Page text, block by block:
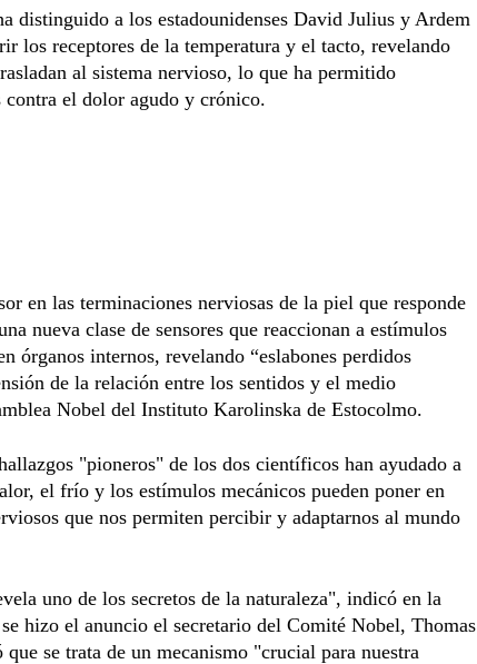
distinguido a los estadounidenses David Julius y Ardem
los receptores de la temperatura y el tacto, revelando
al sistema nervioso, lo que ha permitido
contra el dolor agudo y crónico.
en las terminaciones nerviosas de la piel que responde
nueva clase de sensores que reaccionan a estímulos
órganos internos, revelando “eslabones perdidos
de la relación entre los sentidos y el medio
Nobel del Instituto Karolinska de Estocolmo.
"pioneros" de los dos científicos han ayudado a
el frío y los estímulos mecánicos pueden poner en
que nos permiten percibir y adaptarnos al mundo
uno de los secretos de la naturaleza", indicó en la
hizo el anuncio el secretario del Comité Nobel, Thomas
se trata de un mecanismo "crucial para nuestra